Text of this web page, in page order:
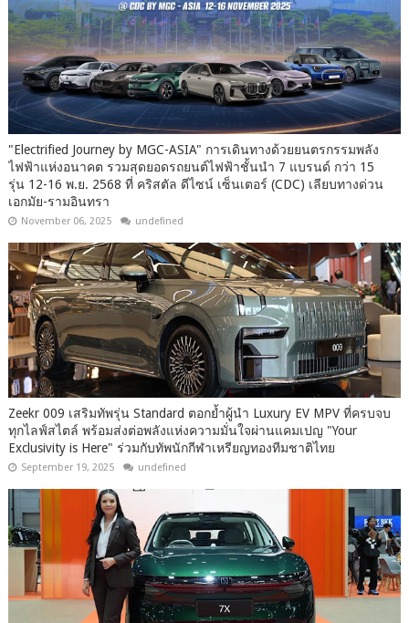
"Electrified Journey by MGC-ASIA" การเดินทางด้วยยนตรกรรมพลัง
ไฟฟ้าแห่งอนาคต รวมสุดยอดรถยนต์ไฟฟ้าชั้นนำ 7 แบรนด์ กว่า 15
รุ่น 12-16 พ.ย. 2568 ที่ คริสตัล ดีไซน์ เซ็นเตอร์ (CDC) เลียบทางด่วน
เอกมัย-รามอินทรา
November 06, 2025 undefined
Zeekr 009 เสริมทัพรุ่น Standard ตอกย้ำผู้นำ Luxury EV MPV ที่ครบจบ
ทุกไลฟ์สไตล์ พร้อมส่งต่อพลังแห่งความมั่นใจผ่านแคมเปญ "Your
Exclusivity is Here" ร่วมกับทัพนักกีฬาเหรียญทองทีมชาติไทย
September 19, 2025 undefined